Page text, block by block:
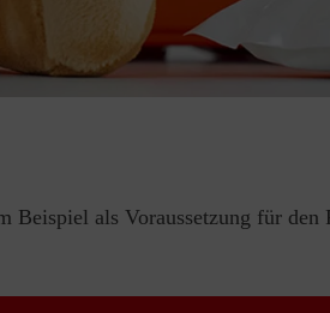
als Voraussetzung für